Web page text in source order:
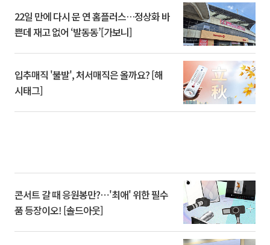
22일 만에 다시 문 연 홈플러스…정상화 바
쁜데 재고 없어 ‘발동동’[가보니]
입추매직 '불발', 처서매직은 올까요? [해
시태그]
콘서트 갈 때 응원봉만?⋯'최애' 위한 필수
품 등장이오! [솔드아웃]